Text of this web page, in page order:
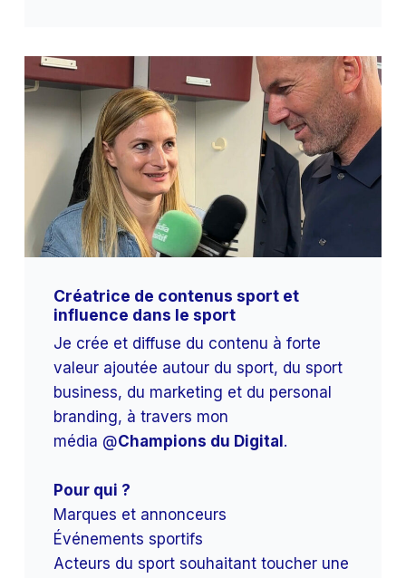
Créatrice de contenus sport et
influence dans le sport
Je crée et diffuse du contenu à forte
valeur ajoutée autour du sport, du sport
business, du marketing et du personal
branding, à travers mon
média @Champions du Digital .
Pour qui ?
Marques et annonceurs
Événements sportifs
Acteurs du sport souhaitant toucher une